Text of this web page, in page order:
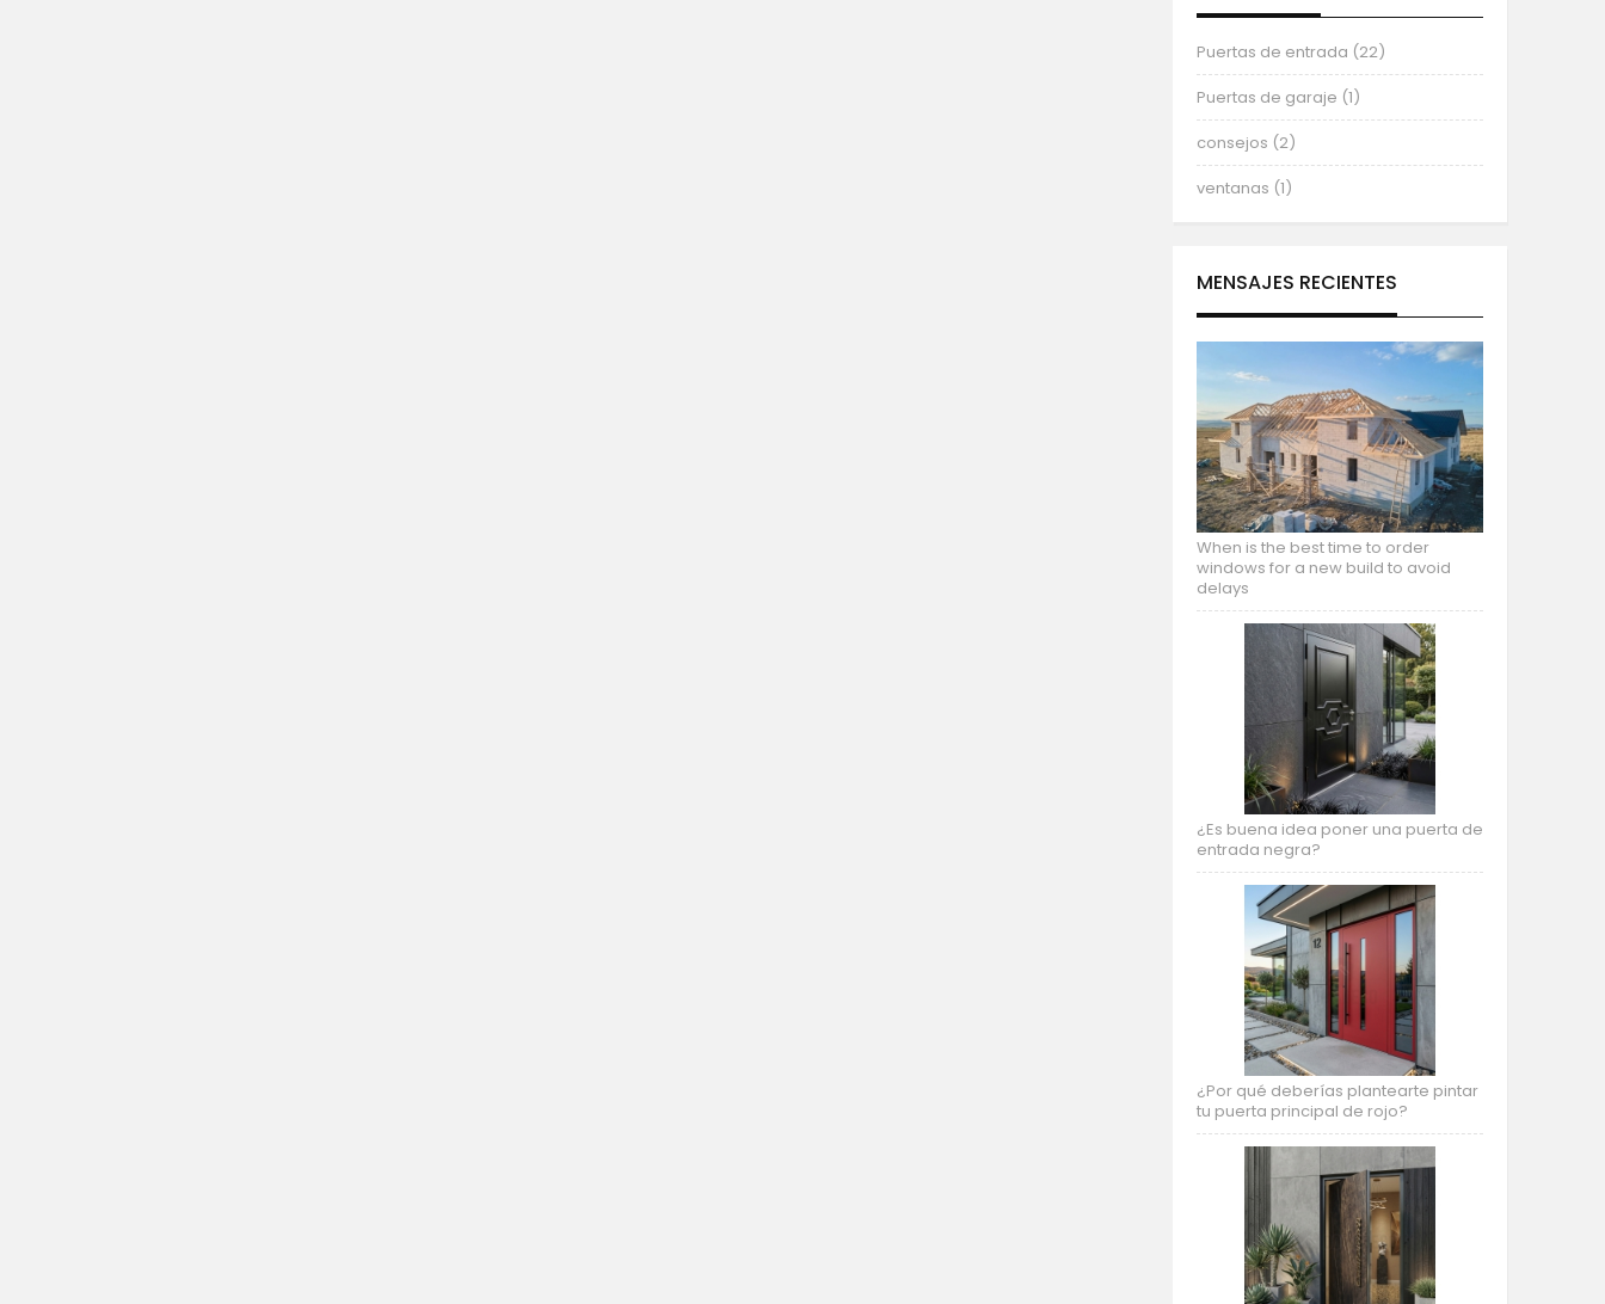
Puertas de entrada (22)
Puertas de garaje (1)
consejos (2)
ventanas (1)
MENSAJES RECIENTES
When is the best time to order
windows for a new build to avoid
delays
¿Es buena idea poner una puerta de
entrada negra?
¿Por qué deberías plantearte pintar
tu puerta principal de rojo?